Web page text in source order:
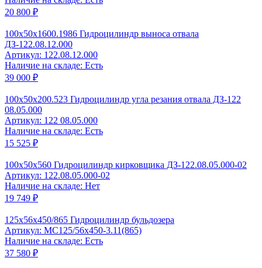
20 800 ₽
100x50x1600.1986 Гидроцилиндр выноса отвала
ДЗ-122.08.12.000
Артикул: 122.08.12.000
Наличие на складе: Есть
39 000 ₽
100x50x200.523 Гидроцилиндр угла резания отвала ДЗ-122
08.05.000
Артикул: 122 08.05.000
Наличие на складе: Есть
15 525 ₽
100x50x560 Гидроцилиндр кирковщика ДЗ-122.08.05.000-02
Артикул: 122.08.05.000-02
Наличие на складе: Нет
19 749 ₽
125x56x450/865 Гидроцилиндр бульдозера
Артикул: MC125/56x450-3.11(865)
Наличие на складе: Есть
37 580 ₽